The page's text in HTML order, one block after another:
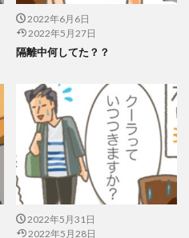
2022年6月6日
2022年5月27日
隔離中何してた？？
2022年5月31日
2022年5月28日